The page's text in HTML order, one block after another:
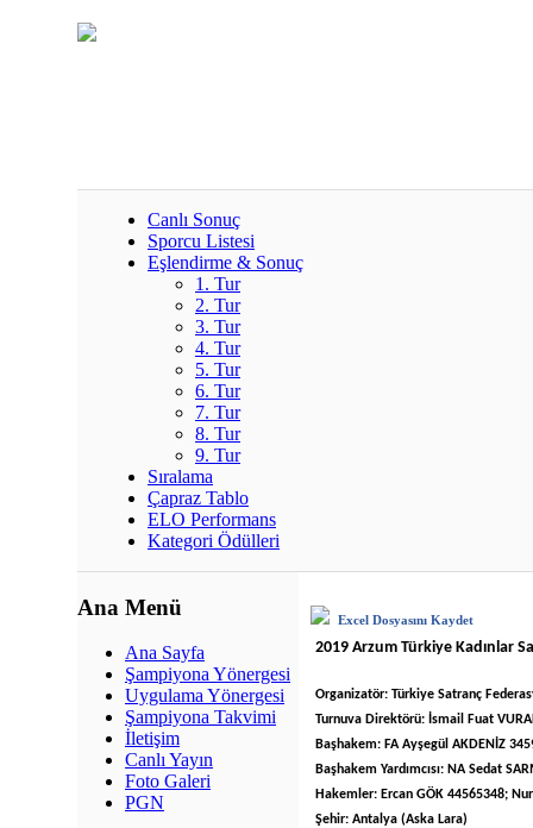
Canlı Sonuç
Sporcu Listesi
Eşlendirme & Sonuç
1. Tur
2. Tur
3. Tur
4. Tur
5. Tur
6. Tur
7. Tur
8. Tur
9. Tur
Sıralama
Çapraz Tablo
ELO Performans
Kategori Ödülleri
Ana Menü
Ana Sayfa
Şampiyona Yönergesi
Uygulama Yönergesi
Şampiyona Takvimi
İletişim
Canlı Yayın
Foto Galeri
PGN
Excel Dosyasını Kaydet
2019 Arzum Türkiye Kadınlar
Organizatör: Türkiye Satranç
Turnuva Direktörü: İsmail Fuat
Başhakem: FA Ayşegül AKDENİZ
Başhakem Yardımcısı: NA Sedat
Hakemler: Ercan GÖK 44565348;
Şehir: Antalya (Aska Lara)